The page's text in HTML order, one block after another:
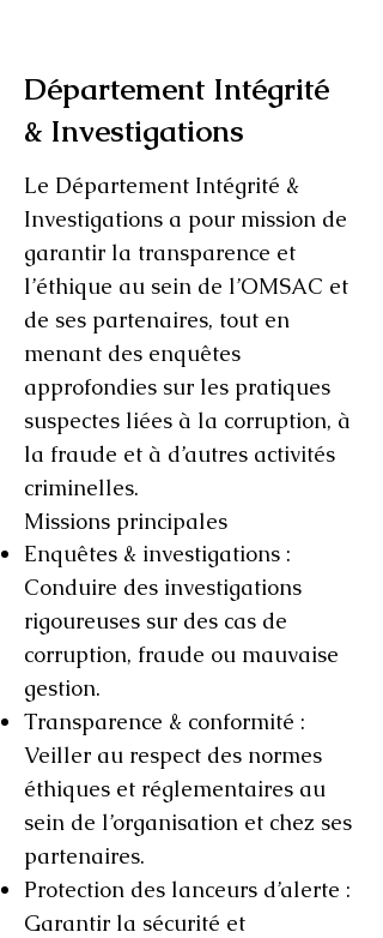
Département Intégrité
& Investigations
Le Département Intégrité &
Investigations a pour mission de
garantir la transparence et
l’éthique au sein de l’OMSAC et
de ses partenaires, tout en
menant des enquêtes
approfondies sur les pratiques
suspectes liées à la corruption, à
la fraude et à d’autres activités
criminelles.
Missions principales
Enquêtes & investigations :
Conduire des investigations
rigoureuses sur des cas de
corruption, fraude ou mauvaise
gestion.
Transparence & conformité :
Veiller au respect des normes
éthiques et réglementaires au
sein de l’organisation et chez ses
partenaires.
Protection des lanceurs d’alerte :
Garantir la sécurité et